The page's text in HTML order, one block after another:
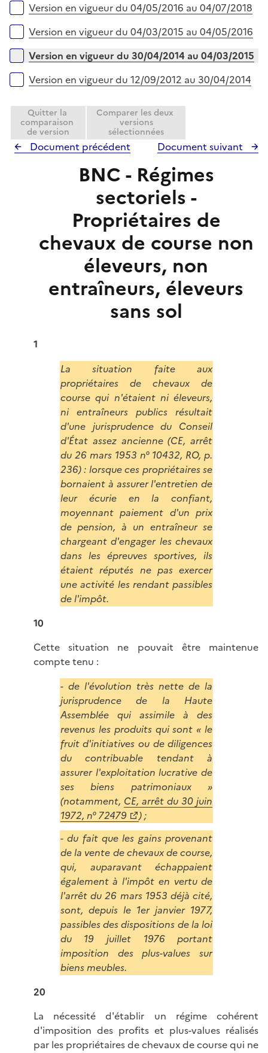
e
Version en vigueur du 04/05/2016 au 04/07/2018
Version en vigueur du 04/03/2015 au 04/05/2016
Version en vigueur du 30/04/2014 au 04/03/2015
Version en vigueur du 12/09/2012 au 30/04/2014
Quitter la
comparaison
de version
Comparer les deux
versions
sélectionnées
Document précédent Document suivant
BNC - Régimes
sectoriels -
Propriétaires de
chevaux de course non
éleveurs, non
entraîneurs, éleveurs
sans sol
1
La situation faite aux
propriétaires de chevaux de
course qui n'étaient ni éleveurs,
ni entraîneurs publics résultait
d'une jurisprudence du Conseil
d'État assez ancienne (CE, arrêt
du 26 mars 1953 n° 10432, RO, p.
236) : lorsque ces propriétaires se
bornaient à assurer l'entretien de
leur écurie en la confiant,
moyennant paiement d'un prix
de pension, à un entraîneur se
chargeant d'engager les chevaux
dans les épreuves sportives, ils
étaient réputés ne pas exercer
une activité les rendant passibles
de l'impôt.
10
Cette situation ne pouvait être maintenue
compte tenu :
- de l'évolution très nette de la
jurisprudence de la Haute
Assemblée qui assimile à des
revenus les produits qui sont « le
fruit d'initiatives ou de diligences
du contribuable tendant à
assurer l'exploitation lucrative de
ses biens patrimoniaux »
(notamment, CE, arrêt du 30 juin
1972, n° 72479
) ;
- du fait que les gains provenant
de la vente de chevaux de course,
qui, auparavant échappaient
également à l'impôt en vertu de
l'arrêt du 26 mars 1953 déjà cité,
sont, depuis le 1er janvier 1977,
passibles des dispositions de la loi
du 19 juillet 1976 portant
imposition des plus-values sur
biens meubles.
20
La nécessité d'établir un régime cohérent
d'imposition des profits et plus-values réalisés
par les propriétaires de chevaux de course qui ne